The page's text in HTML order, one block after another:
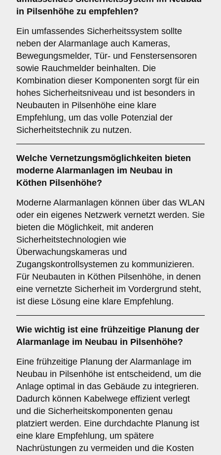
in Pilsenhöhe zu empfehlen?
Ein umfassendes Sicherheitssystem sollte
neben der Alarmanlage auch Kameras,
Bewegungsmelder, Tür- und Fenstersensoren
sowie Rauchmelder beinhalten. Die
Kombination dieser Komponenten sorgt für ein
hohes Sicherheitsniveau und ist besonders in
Neubauten in Pilsenhöhe eine klare
Empfehlung, um das volle Potenzial der
Sicherheitstechnik zu nutzen.
Welche Vernetzungsmöglichkeiten bieten
moderne Alarmanlagen im Neubau in
Köthen Pilsenhöhe?
Moderne Alarmanlagen können über das WLAN
oder ein eigenes Netzwerk vernetzt werden. Sie
bieten die Möglichkeit, mit anderen
Sicherheitstechnologien wie
Überwachungskameras und
Zugangskontrollsystemen zu kommunizieren.
Für Neubauten in Köthen Pilsenhöhe, in denen
eine vernetzte Sicherheit im Vordergrund steht,
ist diese Lösung eine klare Empfehlung.
Wie wichtig ist eine frühzeitige Planung der
Alarmanlage im Neubau in Pilsenhöhe?
Eine frühzeitige Planung der Alarmanlage im
Neubau in Pilsenhöhe ist entscheidend, um die
Anlage optimal in das Gebäude zu integrieren.
Dadurch können Kabelwege effizient verlegt
und die Sicherheitskomponenten genau
platziert werden. Eine durchdachte Planung ist
eine klare Empfehlung, um spätere
Nachrüstungen zu vermeiden und die Kosten